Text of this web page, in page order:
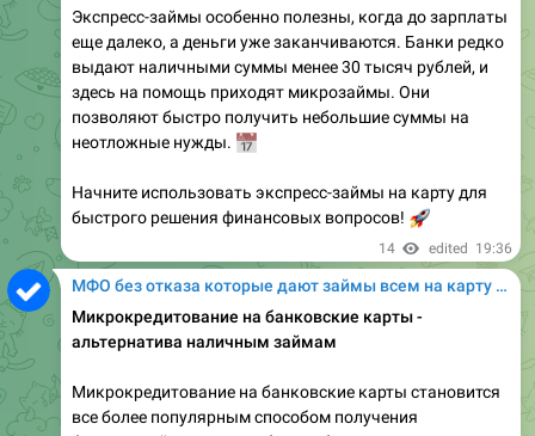
Экспресс-займы особенно полезны, когда до зарплаты
еще далеко, а деньги уже заканчиваются. Банки редко
выдают наличными суммы менее 30 тысяч рублей, и
здесь на помощь приходят микрозаймы. Они
позволяют быстро получить небольшие суммы на
неотложные нужды.
📅
Начните использовать экспресс-займы на карту для
быстрого решения финансовых вопросов!
🚀
14 edited 19:36
МФО без отказа которые дают займы всем на карту онлайн
Микрокредитование на банковские карты -
альтернатива наличным займам
Микрокредитование на банковские карты становится
все более популярным способом получения